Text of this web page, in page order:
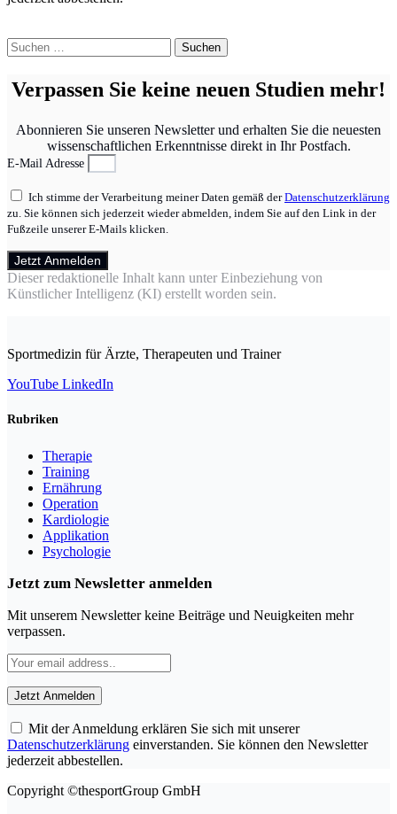
Suchen
nach:
Verpassen Sie keine neuen Studien mehr!
Abonnieren Sie unseren Newsletter und erhalten Sie die neuesten
wissenschaftlichen Erkenntnisse direkt in Ihr Postfach.
E-Mail Adresse
Ich stimme der Verarbeitung meiner Daten gemäß derDatenschutzerklärung
zu. Sie können sich jederzeit wieder abmelden, indem Sie auf den Link in der
Fußzeile unserer E-Mails klicken.
Jetzt Anmelden
Dieser redaktionelle Inhalt kann unter Einbeziehung von
Künstlicher Intelligenz (KI) erstellt worden sein.
Sportmedizin für Ärzte, Therapeuten und Trainer
YouTube LinkedIn
Rubriken
Therapie
Training
Ernährung
Operation
Kardiologie
Applikation
Psychologie
Jetzt zum Newsletter anmelden
Mit unserem Newsletter keine Beiträge und Neuigkeiten mehr
verpassen.
Mit der Anmeldung erklären Sie sich mit unserer
Datenschutzerklärung einverstanden. Sie können den Newsletter
jederzeit abbestellen.
Copyright ©thesportGroup GmbH